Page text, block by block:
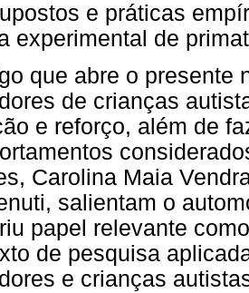
e práticas
experimental de
que abre o presente
de crianças
e reforço, além de
Carolina Maia
salientam o
papel relevante
de pesquisa
e crianças